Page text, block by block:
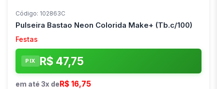
Código: 102863C
Pulseira Bastao Neon Colorida Make+ (Tb.c/100)
Festas
PIX R$ 47,75
em até 3x deR$ 16,75